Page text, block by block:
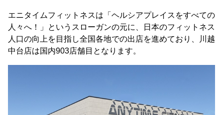
エニタイムフィットネスは「ヘルシアプレイスをすべての
人々へ！」というスローガンの元に、日本のフィットネス
人口の向上を目指し全国各地での出店を進めており、川越
中台店は国内903店舗目となります。